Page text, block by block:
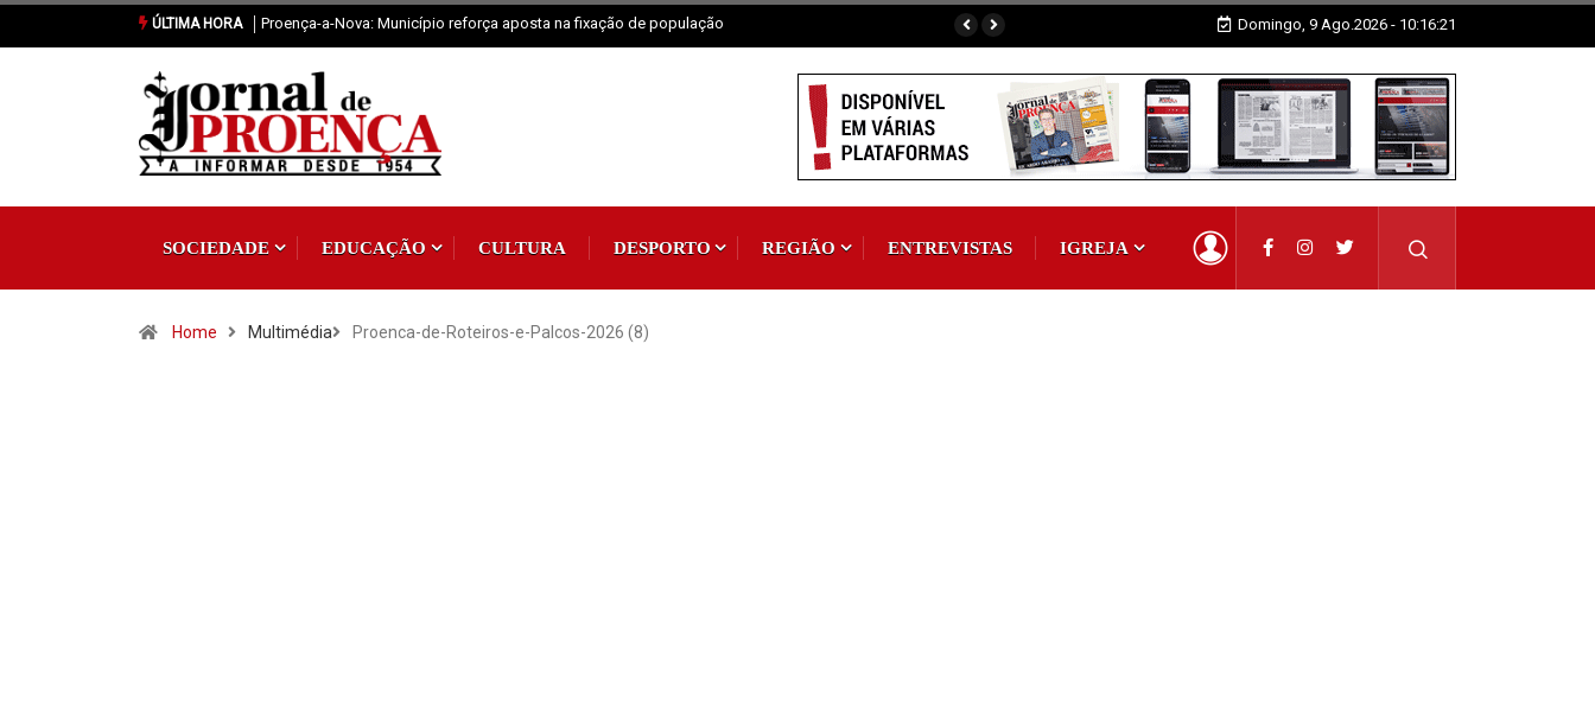
ÚLTIMA HORA
aposta na fixação de populaçãoSertã: Crianças imaginam o futuro da praia fluvial em exposição Domingo, 9 Ago.2026 - 10:16:22
SOCIEDADE EDUCAÇÃO CULTURA DESPORTO REGIÃO ENTREVISTAS IGREJA
Home Multimédia Proenca-de-Roteiros-e-Palcos-2026 (8)